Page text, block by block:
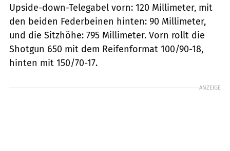
Upside-down-Telegabel vorn: 120 Millimeter, mit
den beiden Federbeinen hinten: 90 Millimeter,
und die Sitzhöhe: 795 Millimeter. Vorn rollt die
Shotgun 650 mit dem Reifenformat 100/90-18,
hinten mit 150/70-17.
ANZEIGE